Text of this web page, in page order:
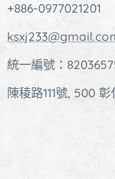
+886-0977021201
統一編號：
陳稜路111號, 500